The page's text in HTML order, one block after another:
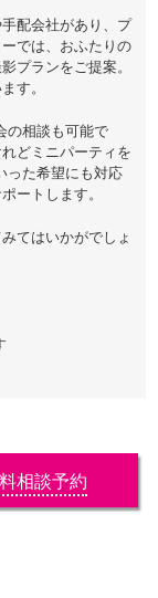
配会社があり、プ
では、おふたりの
プランをご提案。
す。
の相談も可能で
どミニパーティを
った希望にも対応
ートします。
てはいかがでしょ
相談予約